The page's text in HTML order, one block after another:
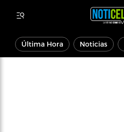
Última Hora Noticias